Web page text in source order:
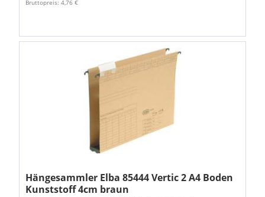
Bruttopreis: 4,76 €
Hängesammler Elba 85444 Vertic 2 A4 Boden
Kunststoff 4cm braun